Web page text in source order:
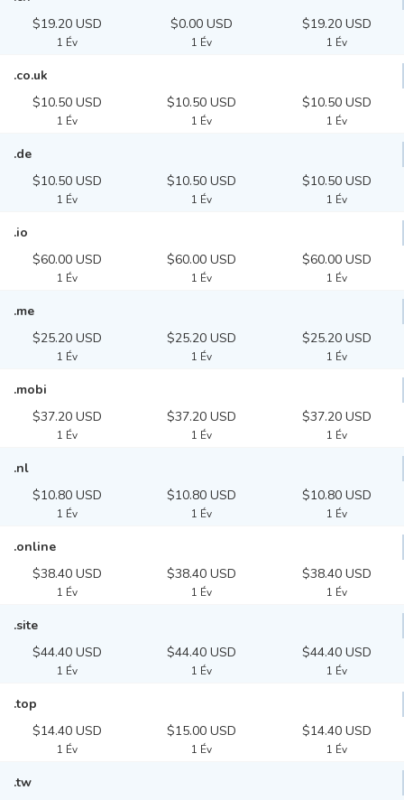
$19.20 USD
1 Év
$0.00 USD
1 Év
$19.20 USD
1 Év
.co.uk
$10.50 USD
1 Év
$10.50 USD
1 Év
$10.50 USD
1 Év
.de
$10.50 USD
1 Év
$10.50 USD
1 Év
$10.50 USD
1 Év
.io
$60.00 USD
1 Év
$60.00 USD
1 Év
$60.00 USD
1 Év
.me
$25.20 USD
1 Év
$25.20 USD
1 Év
$25.20 USD
1 Év
.mobi
$37.20 USD
1 Év
$37.20 USD
1 Év
$37.20 USD
1 Év
.nl
$10.80 USD
1 Év
$10.80 USD
1 Év
$10.80 USD
1 Év
.online
$38.40 USD
1 Év
$38.40 USD
1 Év
$38.40 USD
1 Év
.site
$44.40 USD
1 Év
$44.40 USD
1 Év
$44.40 USD
1 Év
.top
$14.40 USD
1 Év
$15.00 USD
1 Év
$14.40 USD
1 Év
.tw